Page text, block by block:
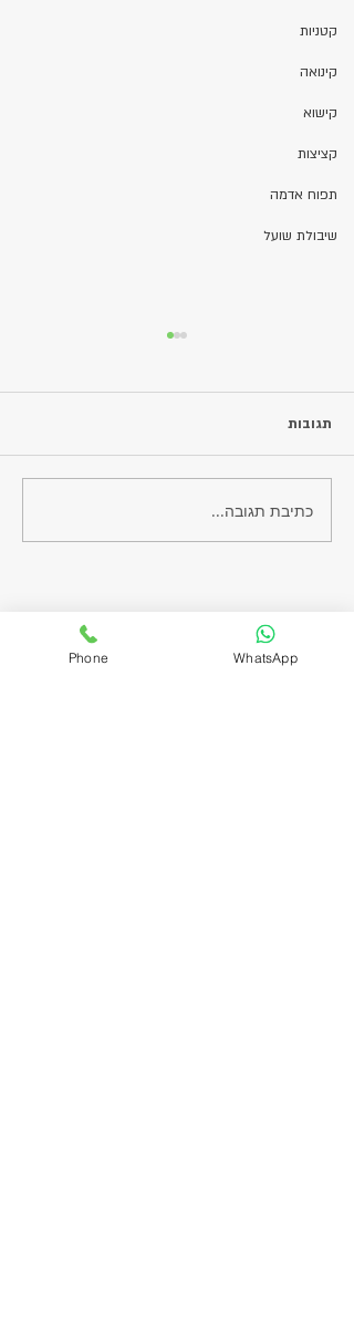
קטניות
קינואה
קישוא
קציצות
תפוח אדמה
שיבולת שועל
תגובות
כתיבת תגובה...
ניווט אתר
דף הבית
Phone WhatsApp